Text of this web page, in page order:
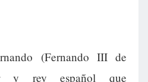
(Fernando III de
y rey español que